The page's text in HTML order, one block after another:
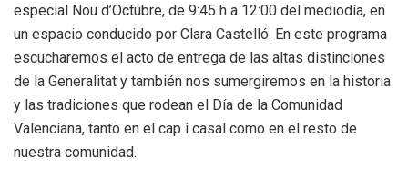
especial Nou d’Octubre, de 9:45 h a 12:00 del mediodía, en
un espacio conducido por Clara Castelló. En este programa
escucharemos el acto de entrega de las altas distinciones
de la Generalitat y también nos sumergiremos en la historia
y las tradiciones que rodean el Día de la Comunidad
Valenciana, tanto en el cap i casal como en el resto de
nuestra comunidad.